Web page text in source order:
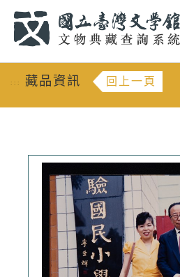
::: 藏品資訊 回上一頁